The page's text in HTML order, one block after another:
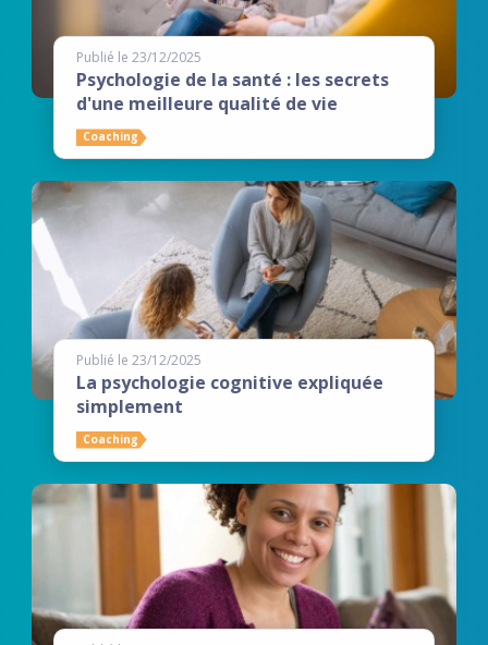
Publié le 23/12/2025
Psychologie de la santé : les secrets
d'une meilleure qualité de vie
Coaching
Publié le 23/12/2025
La psychologie cognitive expliquée
simplement
Coaching